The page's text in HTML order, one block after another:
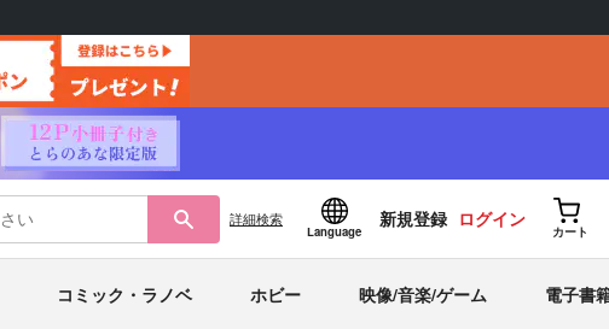
詳細検索
Language
新規登録 ログイン
カート
コミック・ラノベ ホビー 映像/音楽/ゲーム 電子書